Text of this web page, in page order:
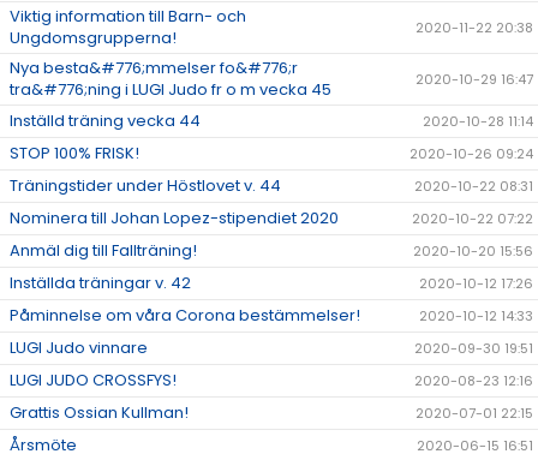
Viktig information till Barn- och
Ungdomsgrupperna!
2020-11-22 20:38
Nya besta&#776;mmelser fo&#776;r
tra&#776;ning i LUGI Judo fr o m vecka 45
2020-10-29 16:47
Inställd träning vecka 44 2020-10-28 11:14
STOP 100% FRISK! 2020-10-26 09:24
Träningstider under Höstlovet v. 44 2020-10-22 08:31
Nominera till Johan Lopez-stipendiet 2020 2020-10-22 07:22
Anmäl dig till Fallträning! 2020-10-20 15:56
Inställda träningar v. 42 2020-10-12 17:26
Påminnelse om våra Corona bestämmelser! 2020-10-12 14:33
LUGI Judo vinnare 2020-09-30 19:51
LUGI JUDO CROSSFYS! 2020-08-23 12:16
Grattis Ossian Kullman! 2020-07-01 22:15
Årsmöte 2020-06-15 16:51